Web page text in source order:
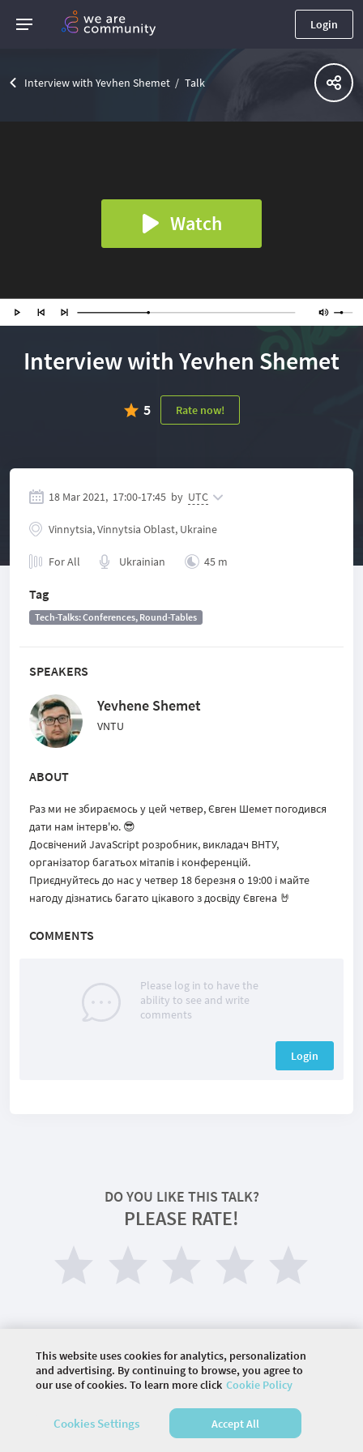
Login
Interview with Yevhen Shemet Talk
Watch
Interview with Yevhen Shemet
5 Rate now!
SPEAKERS
Yevhene Shemet
VNTU
ABOUT
Раз ми не збираємось у цей четвер, Євген Шемет погодився
дати нам інтерв'ю. 😎
Досвічений JavaScript розробник, викладач ВНТУ,
організатор багатьох мітапів і конференцій.
Приєднуйтесь до нас у четвер 18 березня о 19:00 і майте
нагоду дізнатись багато цікавого з досвіду Євгена 🤘
COMMENTS
Please log in to have the
ability to see and write
comments
Login
18 Mar 2021, 17:00-17:45 by UTC
Vinnytsia, Vinnytsia Oblast, Ukraine
For All Ukrainian 45 m
Tag
Tech-Talks: Conferences, Round-Tables
DO YOU LIKE THIS TALK?
PLEASE RATE!
© 2026 COMMUNITY COMPANY. ALL RIGHTS
This website uses cookies for analytics, personalization
and advertising. By continuing to browse, you agree to
our use of cookies. To learn more click Cookie Policy
Cookies Settings Accept All